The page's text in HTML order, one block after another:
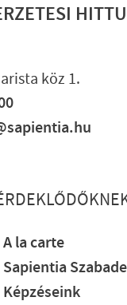
köz 1.
A la carte
Sapientia
Képzéseink